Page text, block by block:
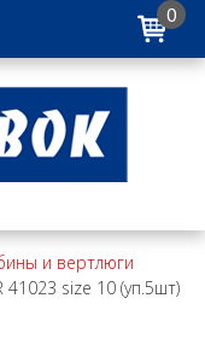
0
и вертлюги
size 10 (уп.5шт)